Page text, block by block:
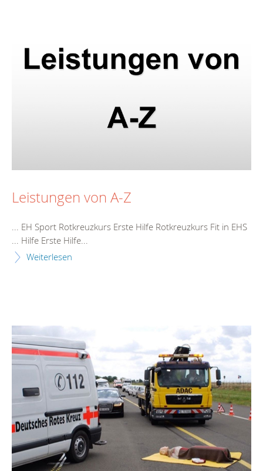
Leistungen von A-Z
... EH Sport Rotkreuzkurs Erste Hilfe Rotkreuzkurs Fit in EHS
Hilfe Erste Hilfe
Weiterlesen